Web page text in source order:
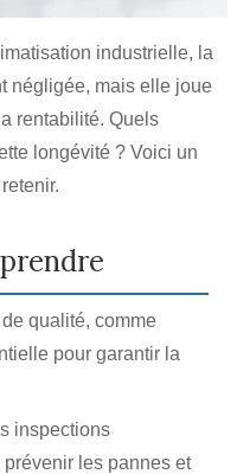
industrielle, la
négligée, mais elle joue
rentabilité. Quels
longévité ? Voici un
qualité, comme
pour garantir la
inspections
les pannes et